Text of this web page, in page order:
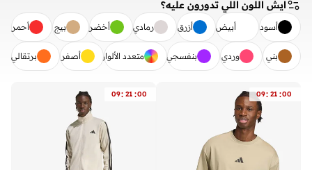
ايش اللون اللي تدورون عليه؟
أسود أبيض أزرق رمادي أخضر بيج أحمر
بني وردي بنفسجي متعدد الألوان أصفر برتقالي
09: 21 :00
09: 21 :00